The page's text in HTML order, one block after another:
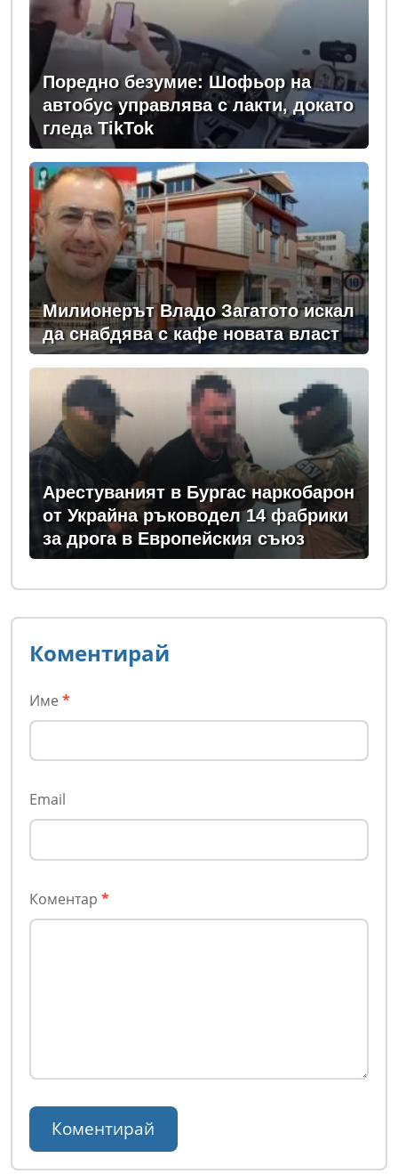
Поредно безумие: Шофьор на
автобус управлява с лакти, докато
гледа TikTok
Милионерът Владо Загатото искал
да снабдява с кафе новата власт
Арестуваният в Бургас наркобарон
от Украйна ръководел 14 фабрики
за дрога в Европейския съюз
Коментирай
Име *
Email
Коментар *